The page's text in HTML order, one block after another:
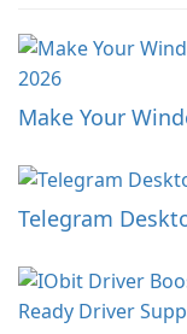
Make Your
Telegram